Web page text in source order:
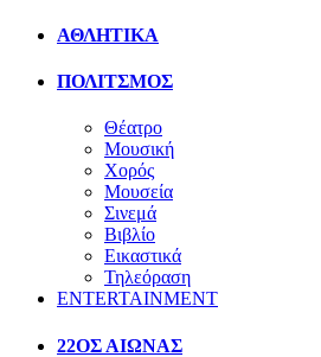
ΑΘΛΗΤΙΚΑ
ΠΟΛΙΤΣΜΟΣ
Θέατρο
Μουσική
Χορός
Μουσεία
Σινεμά
Βιβλίο
Εικαστικά
Τηλεόραση
ENTERTAINMENT
22ΟΣ ΑΙΩΝΑΣ